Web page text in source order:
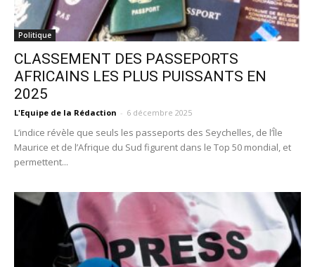
Politique
CLASSEMENT DES PASSEPORTS
AFRICAINS LES PLUS PUISSANTS EN
2025
L'Equipe de la Rédaction - 6 décembre 2025
L’indice révèle que seuls les passeports des Seychelles, de l’Île
Maurice et de l’Afrique du Sud figurent dans le Top 50 mondial, et
permettent...